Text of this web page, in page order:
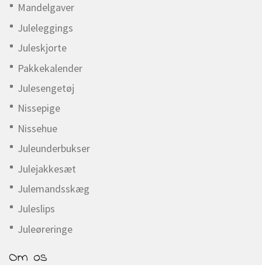
Mandelgaver
Juleleggings
Juleskjorte
Pakkekalender
Julesengetøj
Nissepige
Nissehue
Juleunderbukser
Julejakkesæt
Julemandsskæg
Juleslips
Juleøreringe
Om os